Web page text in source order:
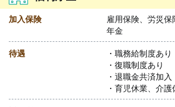
加入保険
雇用保険、労災
年金
待遇
・職務給制度あり
・復職制度あり
・退職金共済加入
・育児休業、介